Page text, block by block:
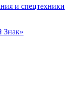
и спецтехники
Знак»